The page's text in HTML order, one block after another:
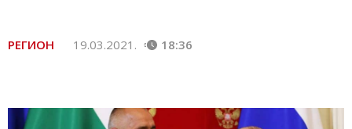
РЕГИОН 19.03.2021. 18:36